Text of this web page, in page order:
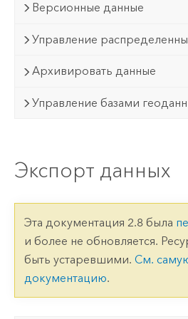
Версионные данные
Управление
Архивировать данные
Управление базами
Экспорт данных
Эта документация 2.8 была
и более не обновляется.
быть устаревшими. См.
документацию.